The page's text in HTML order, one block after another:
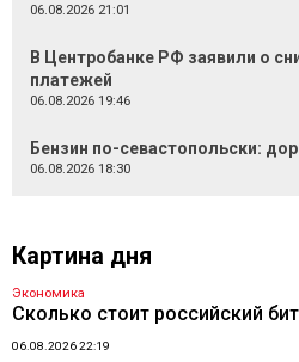
06.08.2026 21:01
В Центробанке РФ заявили о
платежей
06.08.2026 19:46
Бензин по-севастопольски:
06.08.2026 18:30
Картина дня
Экономика
Сколько стоит российский
06.08.2026 22:19